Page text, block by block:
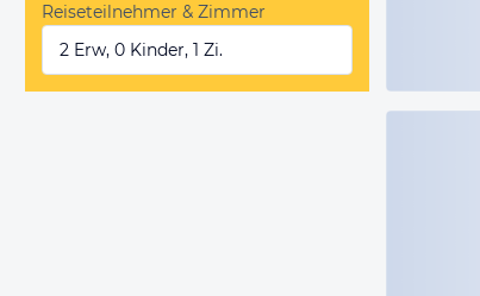
Reiseteilnehmer & Zimmer
2 Erw, 0 Kinder, 1 Zi.